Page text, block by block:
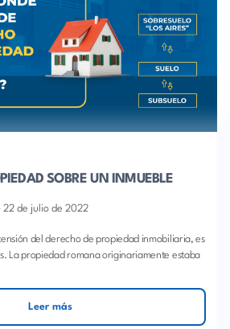
SOBRE UN INMUEBLE
22 de julio de 2022
del derecho de propiedad inmobiliaria, es
La propiedad romana originariamente estaba
Leer más